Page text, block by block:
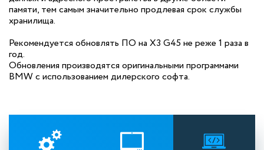
памяти, тем самым значительно продлевая срок службы
хранилища.
Рекомендуется обновлять ПО на X3 G45 не реже 1 раза в
год.
Обновления производятся оригинальными программами
BMW с использованием дилерского софта.